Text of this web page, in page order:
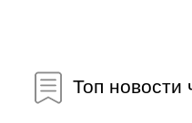
Топ новости